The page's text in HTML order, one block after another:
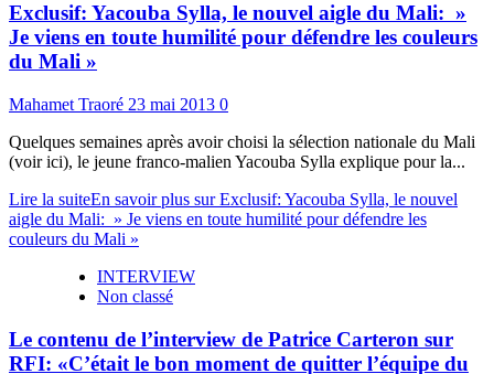
Exclusif: Yacouba Sylla, le nouvel aigle du Mali: »
Je viens en toute humilité pour défendre les couleurs
du Mali »
Mahamet Traoré 23 mai 2013 0
Quelques semaines après avoir choisi la sélection nationale du Mali
(voir ici), le jeune franco-malien Yacouba Sylla explique pour la...
Lire la suiteEn savoir plus sur Exclusif: Yacouba Sylla, le nouvel
aigle du Mali: » Je viens en toute humilité pour défendre les
couleurs du Mali »
INTERVIEW
Non classé
Le contenu de l’interview de Patrice Carteron sur
RFI: «C’était le bon moment de quitter l’équipe du